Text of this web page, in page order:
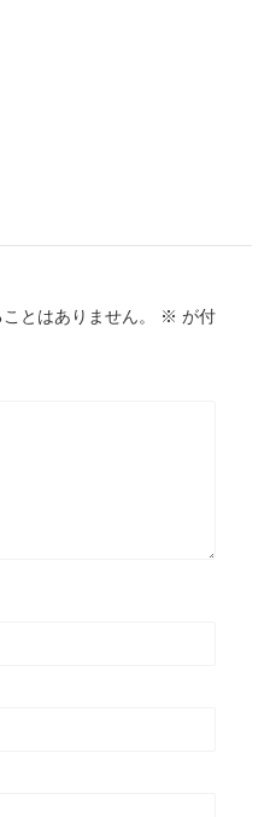
とはありません。 ※ が付